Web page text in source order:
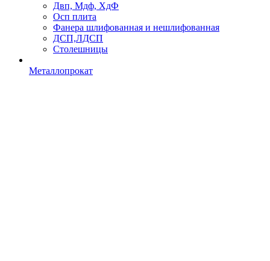
Двп, Мдф, ХдФ
Осп плита
Фанера шлифованная и нешлифованная
ДСП,ЛДСП
Столешницы
Металлопрокат